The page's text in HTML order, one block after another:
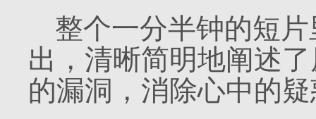
整个一分半钟的短
出，清晰简明地阐述
的漏洞，消除心中的